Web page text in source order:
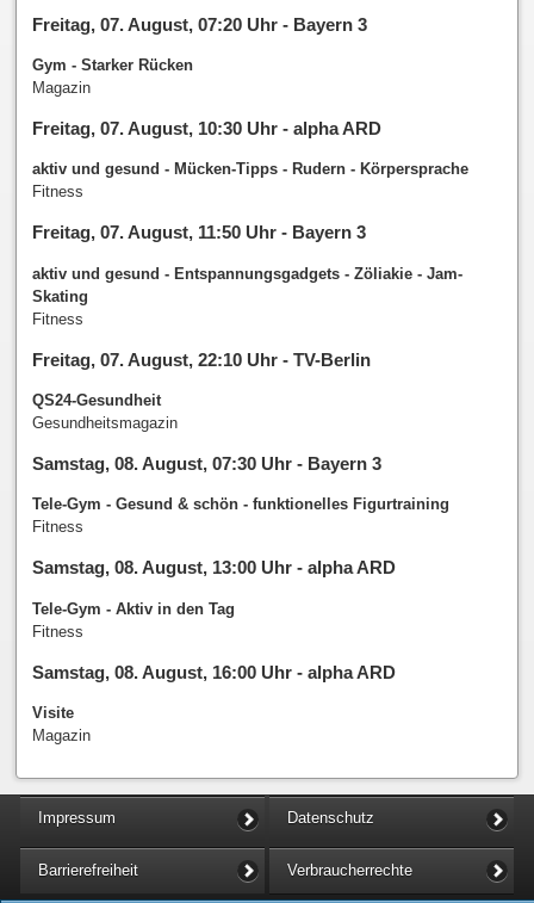
Freitag, 07. August, 07:20 Uhr - Bayern 3
Gym - Starker Rücken
Magazin
Freitag, 07. August, 10:30 Uhr - alpha ARD
aktiv und gesund - Mücken-Tipps - Rudern - Körpersprache
Fitness
Freitag, 07. August, 11:50 Uhr - Bayern 3
aktiv und gesund - Entspannungsgadgets - Zöliakie - Jam-
Skating
Fitness
Freitag, 07. August, 22:10 Uhr - TV-Berlin
QS24-Gesundheit
Gesundheitsmagazin
Samstag, 08. August, 07:30 Uhr - Bayern 3
Tele-Gym - Gesund & schön - funktionelles Figurtraining
Fitness
Samstag, 08. August, 13:00 Uhr - alpha ARD
Tele-Gym - Aktiv in den Tag
Fitness
Samstag, 08. August, 16:00 Uhr - alpha ARD
Visite
Magazin
Impressum Datenschutz
Barrierefreiheit Verbraucherrechte